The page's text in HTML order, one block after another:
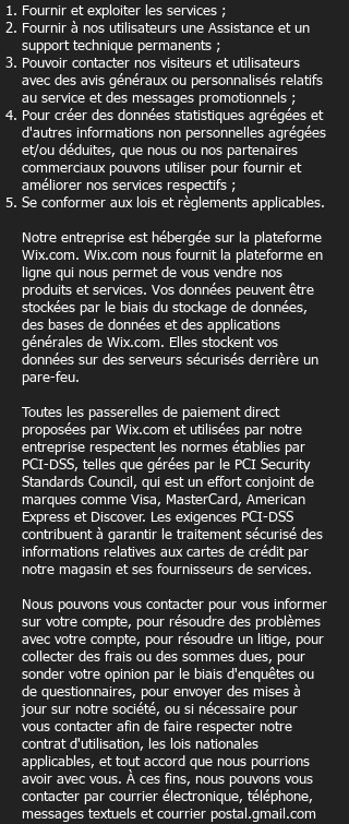
Fournir et exploiter les services ;
Fournir à nos utilisateurs une Assistance et un
support technique permanents ;
Pouvoir contacter nos visiteurs et utilisateurs
avec des avis généraux ou personnalisés relatifs
au service et des messages promotionnels ;
Pour créer des données statistiques agrégées et
d'autres informations non personnelles agrégées
et/ou déduites, que nous ou nos partenaires
commerciaux pouvons utiliser pour fournir et
améliorer nos services respectifs ;
Se conformer aux lois et règlements applicables.
Notre entreprise est hébergée sur la plateforme
Wix.com. Wix.com nous fournit la plateforme en
ligne qui nous permet de vous vendre nos
produits et services. Vos données peuvent être
stockées par le biais du stockage de données,
des bases de données et des applications
générales de Wix.com. Elles stockent vos
données sur des serveurs sécurisés derrière un
pare-feu.
Toutes les passerelles de paiement direct
proposées par Wix.com et utilisées par notre
entreprise respectent les normes établies par
PCI-DSS, telles que gérées par le PCI Security
Standards Council, qui est un effort conjoint de
marques comme Visa, MasterCard, American
Express et Discover. Les exigences PCI-DSS
contribuent à garantir le traitement sécurisé des
informations relatives aux cartes de crédit par
notre magasin et ses fournisseurs de services.
Nous pouvons vous contacter pour vous informer
sur votre compte, pour résoudre des problèmes
avec votre compte, pour résoudre un litige, pour
collecter des frais ou des sommes dues, pour
sonder votre opinion par le biais d'enquêtes ou
de questionnaires, pour envoyer des mises à
jour sur notre société, ou si nécessaire pour
vous contacter afin de faire respecter notre
contrat d'utilisation, les lois nationales
applicables, et tout accord que nous pourrions
avoir avec vous. À ces fins, nous pouvons vous
contacter par courrier électronique, téléphone,
messages textuels et courrier postal.gmail.com